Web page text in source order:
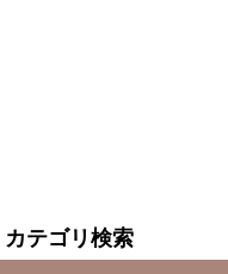
荷しました✿
カテゴリ検索